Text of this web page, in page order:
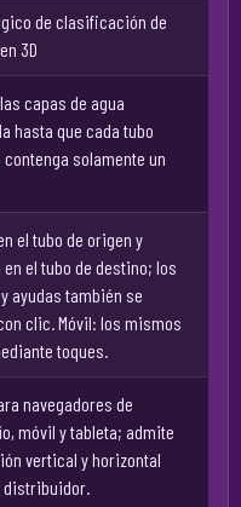
de clasificación de
3D
capas de agua
hasta que cada tubo
contenga solamente un
el tubo de origen y
el tubo de destino; los
ayudas también se
clic. Móvil: los mismos
toques.
navegadores de
móvil y tableta; admite
vertical y horizontal
distribuidor.